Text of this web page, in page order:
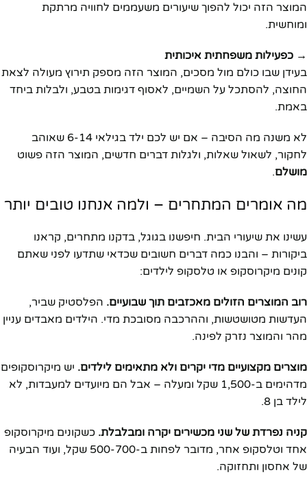
המוצר הזה יכול להפוך שיעורים משעממים לחוויה מרתקת
ומוחשית.
→ כפעילות משפחתית איכותית
בעידן שבו כולם מול מסכים, המוצר הזה מספק תירוץ מעולה לצאת
החוצה, להסתכל על השמיים, לאסוף דגימות בטבע, ולבלות ביחד
באמת.
לא משנה מה הסיבה – אם יש לכם ילד בגילאי 6-14 שאוהב
לחקור, לשאול שאלות, ולגלות דברים חדשים, המוצר הזה פשוט
מושלם.
מה אומרים המתחרים – ולמה אנחנו טובים יותר
עשינו את שיעורי הבית. חיפשנו בגוגל, בדקנו מתחרים, קראנו
ביקורות – והבנו כמה דברים חשובים שכדאי שתדעו לפני שאתם
קונים מיקרוסקופ או טלסקופ לילדים:
רוב המוצרים הזולים מאכזבים תוך שבועיים. הפלסטיק שביר,
העדשות מטושטשות, וההרכבה מסובכת מדי. הילדים מאבדים עניין
מהר והמוצר נזרק לפינה.
מוצרים מקצועיים מדי יקרים ולא מתאימים לילדים. יש מיקרוסקופים
מדהימים ב-1,500 שקל ומעלה – אבל הם מיועדים למעבדות, לא
לילד בן 8.
קניה נפרדת של שני מכשירים יקרה ומבלבלת. כשקונים מיקרוסקופ
אחד וטלסקופ אחר, מדובר לפחות ב-500-700 שקל, ועוד הבעיה
של אחסון ותחזוקה.